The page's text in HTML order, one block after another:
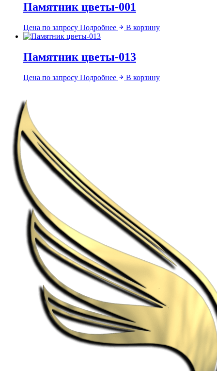
Памятник цветы-001
Цена по запросу Подробнее В корзину
Памятник цветы-013
Цена по запросу Подробнее В корзину